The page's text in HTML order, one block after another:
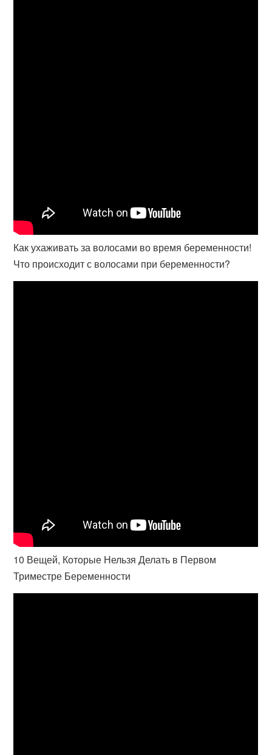
Как ухаживать за волосами во время беременности!
Что происходит с волосами при беременности?
10 Вещей, Которые Нельзя Делать в Первом
Триместре Беременности